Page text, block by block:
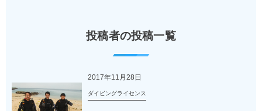
投稿者の投稿一覧
2017年11月28日
ダイビングライセンス